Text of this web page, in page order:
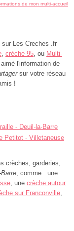
de mon multi-accueil
Les Creches .fr
crèche 95 , ou Multi-
l'information de
sur votre réseau
!
- Deuil-la-Barre
Petitot - Villetaneuse
crèches, garderies,
, comme : une
, une crèche autour
sur Franconville